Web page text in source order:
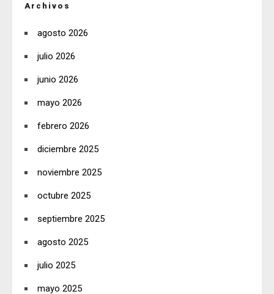
Archivos
agosto 2026
julio 2026
junio 2026
mayo 2026
febrero 2026
diciembre 2025
noviembre 2025
octubre 2025
septiembre 2025
agosto 2025
julio 2025
mayo 2025